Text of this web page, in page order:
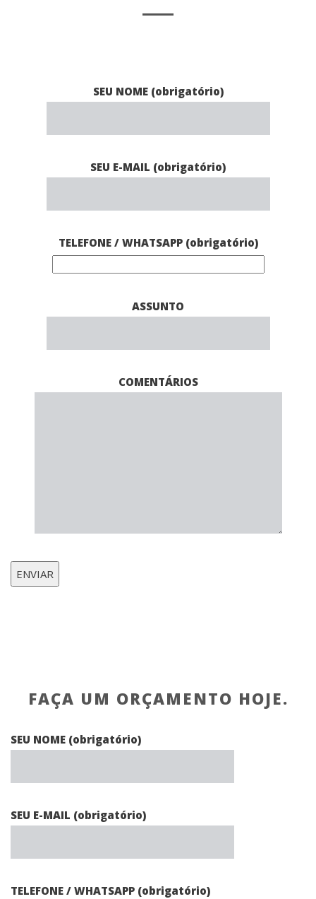
SEU NOME (obrigatório)
SEU E-MAIL (obrigatório)
TELEFONE / WHATSAPP (obrigatório)
ASSUNTO
COMENTÁRIOS
FAÇA UM ORÇAMENTO HOJE.
SEU NOME (obrigatório)
SEU E-MAIL (obrigatório)
TELEFONE / WHATSAPP (obrigatório)